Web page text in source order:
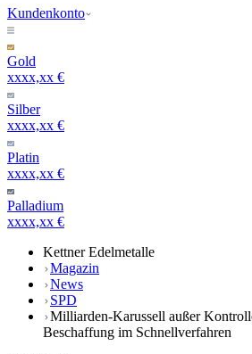
Kundenkonto
Gold
xxxx,xx €
Silber
xxxx,xx €
Platin
xxxx,xx €
Palladium
xxxx,xx €
Kettner Edelmetalle
Magazin
News
SPD
Milliarden-Karussell außer
Beschaffung im Schnellverfahren